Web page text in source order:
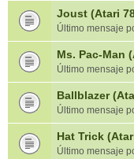
Joust (Atari
Último mensaje
Ms. Pac-Man
Último mensaje
Ballblazer
Último mensaje
Hat Trick
Último mensaje